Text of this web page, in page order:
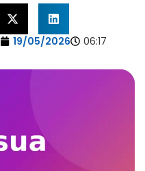
19/05/2026 06:17